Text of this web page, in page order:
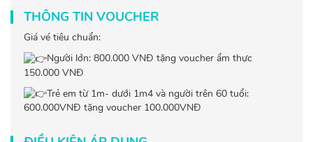
THÔNG TIN VOUCHER
Giá vé tiêu chuẩn:
Người lớn: 800.000 VNĐ tặng voucher ẩm thực
150.000 VNĐ
Trẻ em từ 1m- dưới 1m4 và người trên 60 tuổi:
600.000VNĐ tặng voucher 100.000VNĐ